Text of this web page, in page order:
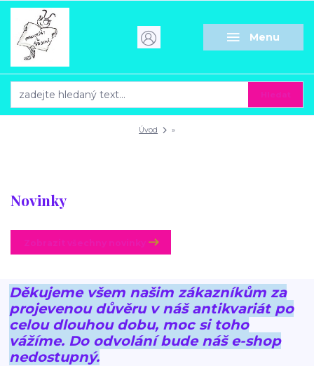
Menu
Úvod »
Novinky
Děkujeme všem našim zákazníkům za
projevenou důvěru v náš antikvariát po
celou dlouhou dobu, moc si toho
vážíme. Do odvolání bude náš e-shop
nedostupný.